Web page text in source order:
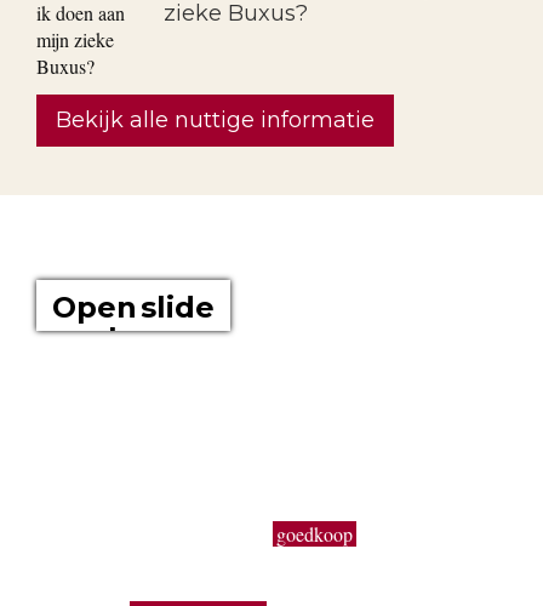
zieke Buxus?
Bekijk alle nuttige informatie
Open slide
show
goedkoop